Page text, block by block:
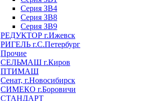
Серия ЗВ4
Серия ЗВ8
Серия ЗВ9
РЕДУКТОР г.Ижевск
РИГЕЛЬ г.С.Петербург
Прочие
СЕЛЬМАШ г.Киров
ПТИМАШ
Сенат, г.Новосибирск
СИМЕКО г.Боровичи
СТАНДАРТ